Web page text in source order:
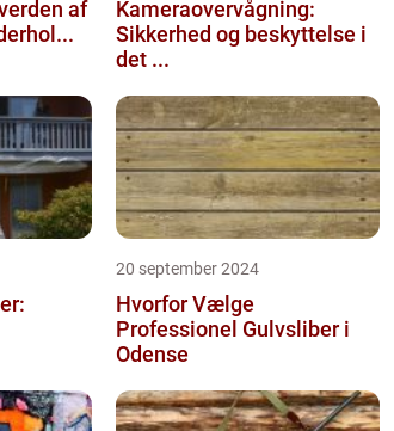
af
Kameraovervågning:
Sikkerhed og beskyttelse i
det ...
20 september 2024
Hvorfor Vælge
Professionel Gulvsliber i
Odense